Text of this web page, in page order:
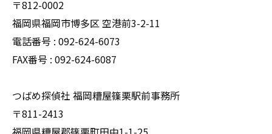
〒812-0002
福岡県福岡市博多区 空港前3-2-11
電話番号 : 092-624-6073
FAX番号 : 092-624-6087
つばめ探偵社 福岡糟屋篠栗駅前事務所
〒811-2413